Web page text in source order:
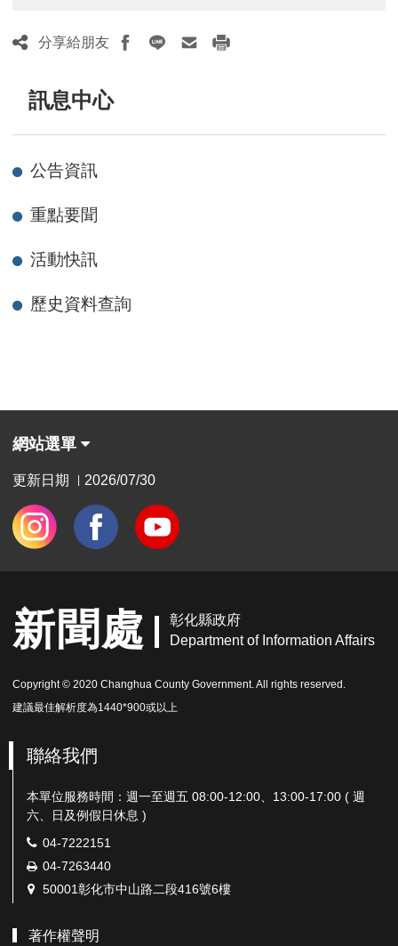
訊息中心
公告資訊
重點要聞
活動快訊
歷史資料查詢
分享給朋友
網站選單
更新日期 2026/07/30
新聞處
彰化縣政府
Department of Information Affairs
Copyright © 2020 Changhua County Government. All rights reserved.
建議最佳解析度為1440*900或以上
聯絡我們
本單位服務時間：週一至週五 08:00-12:00、13:00-17:00 ( 週
六、日及例假日休息 )
電
話：
04-7222151
傳
真：
04-7263440
地
50001彰化市中山路二段416號6樓
著作權聲明